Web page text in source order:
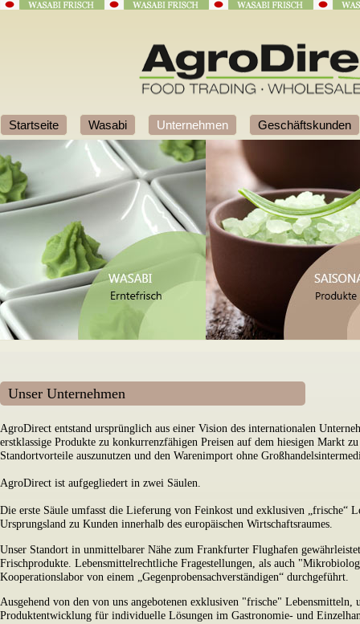
Startseite Wasabi Unternehmen Geschäftskunden
Unser Unternehmen
AgroDirect entstand ursprünglich aus einer Vision des internationalen
erstklassige Produkte zu konkurrenzfähigen Preisen auf dem hiesigen Markt
Standortvorteile auszunutzen und den Warenimport ohne
AgroDirect ist aufgegliedert in zwei Säulen.
Die erste Säule umfasst die Lieferung von Feinkost und exklusiven „frische“
Ursprungsland zu Kunden innerhalb des europäischen Wirtschaftsraumes.
Unser Standort in unmittelbarer Nähe zum Frankfurter Flughafen
Frischprodukte. Lebensmittelrechtliche Fragestellungen, als auch
Kooperationslabor von einem „Gegenprobensachverständigen“ durchgeführt.
Ausgehend von den von uns angebotenen exklusiven "frische"
Produktentwicklung für individuelle Lösungen im Gastronomie- und